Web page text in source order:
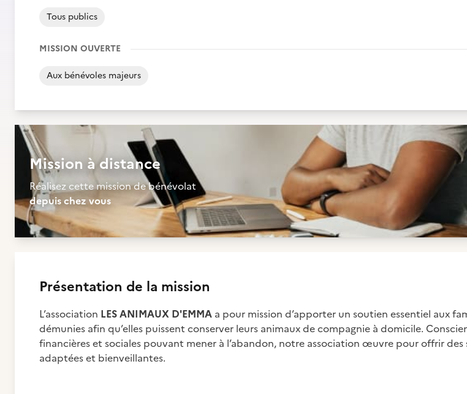
Tous publics
MISSION OUVERTE
Aux bénévoles majeurs
Mission à distance
Réalisez cette mission de bénévolat
depuis chez vous
Présentation de la mission
L’association LES ANIMAUX D'EMMA a pour mission d’apporter un soutien essentiel aux
démunies afin qu’elles puissent conserver leurs animaux de compagnie à domicile.
financières et sociales pouvant mener à l’abandon, notre association œuvre pour offrir des
adaptées et bienveillantes.